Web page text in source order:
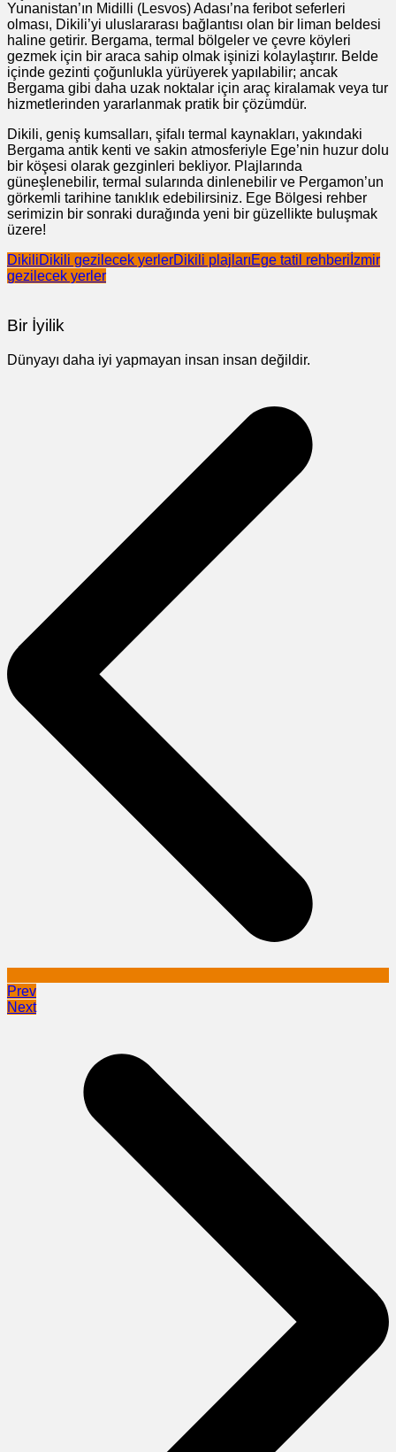
Yunanistan’ın Midilli (Lesvos) Adası’na feribot seferleri
olması, Dikili’yi uluslararası bağlantısı olan bir liman beldesi
haline getirir. Bergama, termal bölgeler ve çevre köyleri
gezmek için bir araca sahip olmak işinizi kolaylaştırır. Belde
içinde gezinti çoğunlukla yürüyerek yapılabilir; ancak
Bergama gibi daha uzak noktalar için araç kiralamak veya tur
hizmetlerinden yararlanmak pratik bir çözümdür.
Dikili, geniş kumsalları, şifalı termal kaynakları, yakındaki
Bergama antik kenti ve sakin atmosferiyle Ege’nin huzur dolu
bir köşesi olarak gezginleri bekliyor. Plajlarında
güneşlenebilir, termal sularında dinlenebilir ve Pergamon’un
görkemli tarihine tanıklık edebilirsiniz. Ege Bölgesi rehber
serimizin bir sonraki durağında yeni bir güzellikte buluşmak
üzere!
DikiliDikili gezilecek yerlerDikili plajlarıEge tatil rehberi İzmir
gezilecek yerler
Bir İyilik
Dünyayı daha iyi yapmayan insan insan değildir.
Prev
Next